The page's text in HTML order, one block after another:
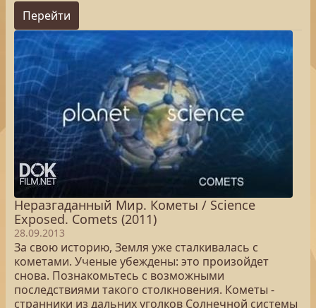
Перейти
Неразгаданный Мир. Кометы / Science
Exposed. Comets (2011)
28.09.2013
За свою историю, Земля уже сталкивалась с
кометами. Ученые убеждены: это произойдет
снова. Познакомьтесь с возможными
последствиями такого столкновения. Кометы -
странники из дальних уголков Солнечной системы